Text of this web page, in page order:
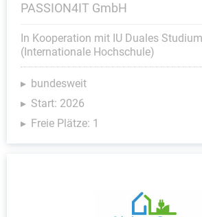
PASSION4IT GmbH
In Kooperation mit IU Duales Studium
(Internationale Hochschule)
bundesweit
Start: 2026
Freie Plätze: 1